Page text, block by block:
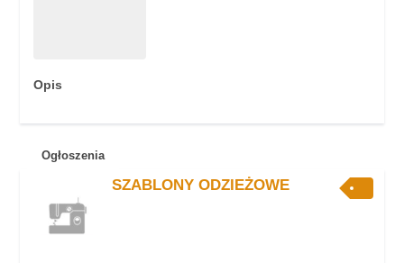
Opis
Ogłoszenia
SZABLONY ODZIEŻOWE